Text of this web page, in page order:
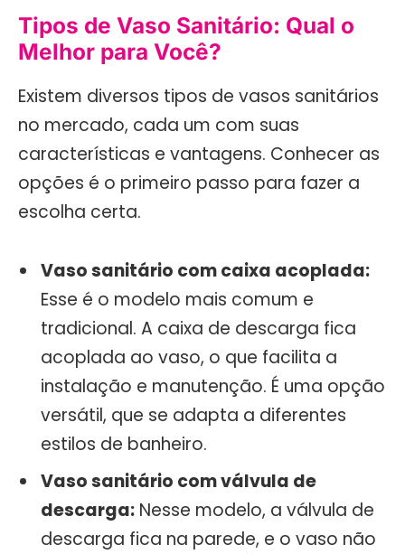
Tipos de Vaso Sanitário: Qual o
Melhor para Você?
Existem diversos tipos de vasos sanitários
no mercado, cada um com suas
características e vantagens. Conhecer as
opções é o primeiro passo para fazer a
escolha certa.
Vaso sanitário com caixa acoplada:
Esse é o modelo mais comum e
tradicional. A caixa de descarga fica
acoplada ao vaso, o que facilita a
instalação e manutenção. É uma opção
versátil, que se adapta a diferentes
estilos de banheiro.
Vaso sanitário com válvula de
descarga: Nesse modelo, a válvula de
descarga fica na parede, e o vaso não